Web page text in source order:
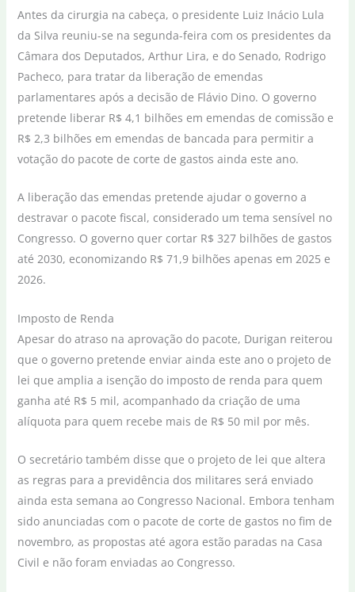
Antes da cirurgia na cabeça, o presidente Luiz Inácio Lula
da Silva reuniu-se na segunda-feira com os presidentes da
Câmara dos Deputados, Arthur Lira, e do Senado, Rodrigo
Pacheco, para tratar da liberação de emendas
parlamentares após a decisão de Flávio Dino. O governo
pretende liberar R$ 4,1 bilhões em emendas de comissão e
R$ 2,3 bilhões em emendas de bancada para permitir a
votação do pacote de corte de gastos ainda este ano.
A liberação das emendas pretende ajudar o governo a
destravar o pacote fiscal, considerado um tema sensível no
Congresso. O governo quer cortar R$ 327 bilhões de gastos
até 2030, economizando R$ 71,9 bilhões apenas em 2025 e
2026.
Imposto de Renda
Apesar do atraso na aprovação do pacote, Durigan reiterou
que o governo pretende enviar ainda este ano o projeto de
lei que amplia a isenção do imposto de renda para quem
ganha até R$ 5 mil, acompanhado da criação de uma
alíquota para quem recebe mais de R$ 50 mil por mês.
O secretário também disse que o projeto de lei que altera
as regras para a previdência dos militares será enviado
ainda esta semana ao Congresso Nacional. Embora tenham
sido anunciadas com o pacote de corte de gastos no fim de
novembro, as propostas até agora estão paradas na Casa
Civil e não foram enviadas ao Congresso.